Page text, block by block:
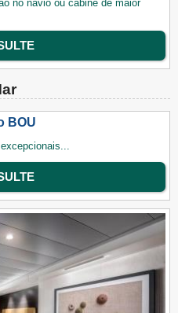
no navio ou cabine de maior
BOU